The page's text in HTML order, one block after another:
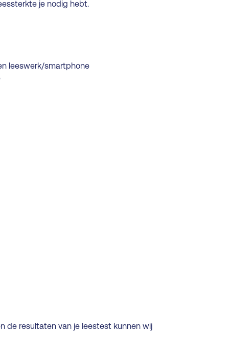
je nodig hebt.
leeswerk/smartphone
de resultaten van je leestest kunnen wij